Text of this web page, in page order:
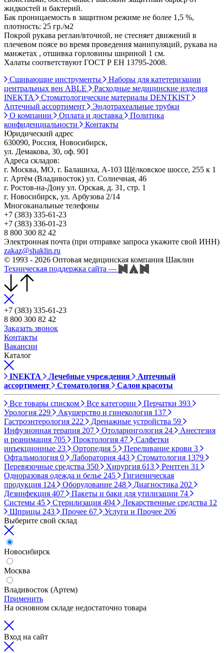
жидкостей и бактерий.
Бак проницаемость в защитном режиме не более 1,5 %,
плотность: 25 гр./м2
Покрой рукава реглан/вточной, не стесняет движений в
плечевом поясе во время проведения манипуляций, рукава на
манжетах , отшивка горловины шириной 1 см.
Халаты соответствуют ГОСТ Р ЕН 13795-2008.
Сшивающие инструменты
Наборы для катетеризации
центральных вен ABLE
Расходные медицинские изделия
INEKTA
Стоматологические материалы DENTKIST
Аптечный ассортимент
Эндотрахеальные трубки
О компании
Оплата и доставка
Политика
конфиденциальности
Контакты
Юридический адрес
630090, Россия, Новосибирск,
ул. Демакова, 30, оф. 901
Адреса складов:
г. Москва, МО, г. Балашиха, А-103 Щёлковское шоссе, 255 к 1
г. Артём (Владивосток) ул. Солнечная, 46
г. Ростов-на-Дону ул. Орская, д. 31, стр. 1
г. Новосибирск, ул. Арбузова 2/14
Многоканальные телефоны
+7 (383) 335-61-23
+7 (383) 336-01-23
8 800 300 82 42
Электронная почта (при отправке запроса укажите свой ИНН)
zakaz@shaklin.ru
© 1993 - 2026 Оптовая медицинская компания Шаклин
Техническая поддержка сайта —
+7 (383) 335-61-23
8 800 300 82 42
Заказать звонок
Контакты
Вакансии
Каталог
INEKTA Лечебные учреждения
Аптечный
ассортимент
Стоматология Салон красоты
Все товары списком Все категории Перчатки 393
Урология 229 Акушерство и гинекология 137
Гастроэнтерология 222 Дренажные устройства 59
Инфузионная терапия 207 Отоларингология 24
Анестезия
и реанимация 705 Проктология 47
Салфетки
инъекционные 23 Ортопедия 5 Переливание крови 3
Офтальмология 0 Лаборатория 443 Стоматология 1379
Перевязочные средства 350 Хирургия 613 Рентген 31
Одноразовая одежда и белье 245
Гигиеническая
продукция 124 Оборудование 248 Диагностика 202
Дезинфекция 407 Пакеты и баки для утилизации 74
Системы 45 Стерилизация 494 Лекарственные средства 12
Шприцы 243 Прочее 67 Услуги и Прочее 206
Выберите свой склад
Новосибирск
Москва
Владивосток (Артем)
Применить
На основном складе недостаточно товара
Вход на сайт